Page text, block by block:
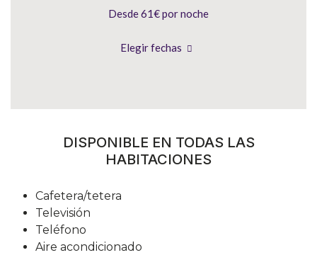
Desde 61€por noche
Elegir fechas
DISPONIBLE EN TODAS LAS
HABITACIONES
Cafetera/tetera
Televisión
Teléfono
Aire acondicionado